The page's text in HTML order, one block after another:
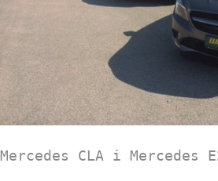
Mercedes CLA i Mercedes